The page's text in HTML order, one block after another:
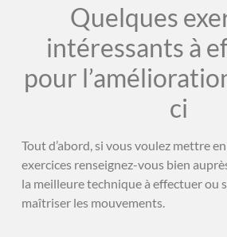
Quelques
intéressants à
pour
ci
Tout d’abord, si vous voulez mettre
exercices renseignez-vous bien
la meilleure technique à effectuer ou
maîtriser les mouvements.